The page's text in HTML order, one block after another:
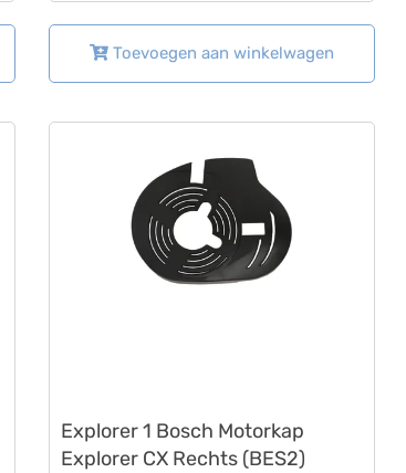
Toevoegen aan winkelwagen
Explorer 1 Bosch Motorkap
Explorer CX Rechts (BES2)